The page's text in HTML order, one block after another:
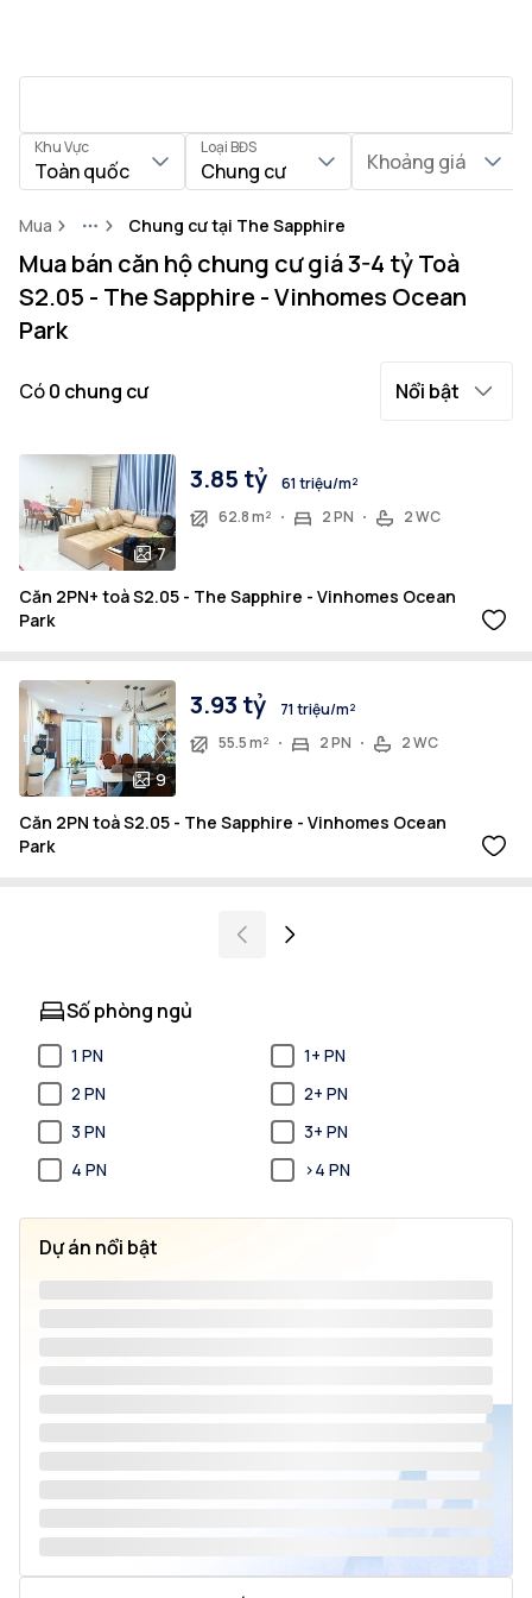
Khu Vực
Toàn quốc
Loại BĐS
Chung cư Khoảng giá
Mua MoreChung cư tại The Sapphire
Mua bán căn hộ chung cư giá 3-4 tỷ Toà
S2.05 - The Sapphire - Vinhomes Ocean
Park
Có0 chung cư Nổi bật
7
3.85 tỷ
61 triệu/m²
62.8 m²
2 PN 2 WC
Căn 2PN+ toà S2.05 - The Sapphire - Vinhomes Ocean
Park
9
3.93 tỷ
71 triệu/m²
55.5 m²
2 PN 2 WC
Căn 2PN toà S2.05 - The Sapphire - Vinhomes Ocean
Park
Số phòng ngủ
1 PN
1+ PN
2 PN
2+ PN
3 PN
3+ PN
4 PN
>4 PN
Dự án nổi bật